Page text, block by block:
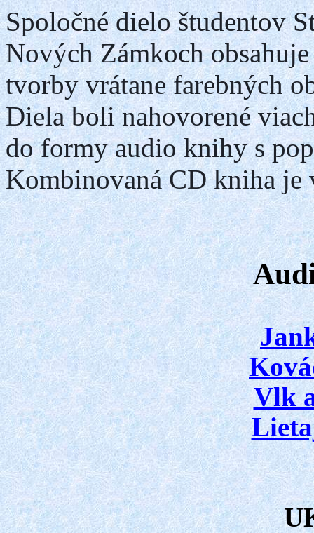
Spoločné dielo študentov
Nových Zámkoch
tvorby vrátane farebných
Diela boli nahovorené
do formy audio knihy s
Kombinovaná CD kniha je
Vlk